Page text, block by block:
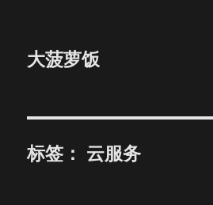
大菠萝饭
标签： 云服务